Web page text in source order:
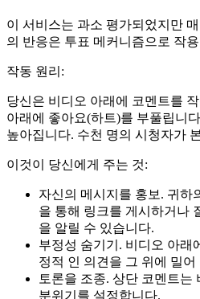
이 서비스는 과소 평가되었지만
의 반응은 투표 메커니즘으로 작
작동 원리:
당신은 비디오 아래에 코멘트를
아래에 좋아요(하트)를 부풀립니
높아집니다. 수천 명의 시청자가
이것이 당신에게 주는 것:
자신의 메시지를 홍보. 귀하
을 통해 링크를 게시하거나
을 알릴 수 있습니다.
부정성 숨기기. 비디오 아래
정적 인 의견을 그 위에 밀
토론을 조종. 상단 코멘트는
분위기를 설정합니다.